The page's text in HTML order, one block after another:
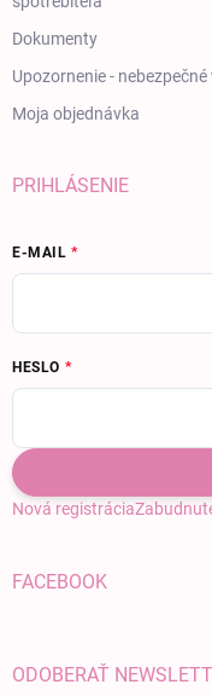
Dokumenty
Upozornenie -
Moja objednávka
PRIHLÁSENIE
E-MAIL
HESLO
Nová registrácia
FACEBOOK
ODOBERAŤ